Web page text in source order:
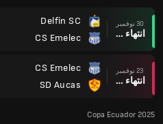
30 نوفمبر
انتهاء وقت المباراة
Delfin SC
CS Emelec
23 نوفمبر
انتهاء وقت المباراة
CS Emelec
SD Aucas
Copa Ecuador 2025